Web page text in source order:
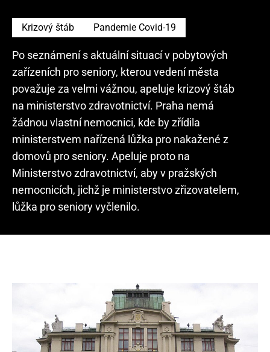
Krizový štáb Pandemie Covid-19
Po seznámení s aktuální situací v pobytových
zařízeních pro seniory, kterou vedení města
považuje za velmi vážnou, apeluje krizový štáb
na ministerstvo zdravotnictví. Praha nemá
žádnou vlastní nemocnici, kde by zřídila
ministerstvem nařízená lůžka pro nakažené z
domovů pro seniory. Apeluje proto na
Ministerstvo zdravotnictví, aby v pražských
nemocnicích, jichž je ministerstvo zřizovatelem,
lůžka pro seniory vyčlenilo.